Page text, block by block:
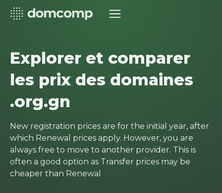
Explorer et comparer
les prix des domaines
.org.gn
New registration prices are for the initial year, after
which Renewal prices apply. However, you are
always free to move to another provider. This is
often a good option as Transfer prices may be
cheaper than Renewal